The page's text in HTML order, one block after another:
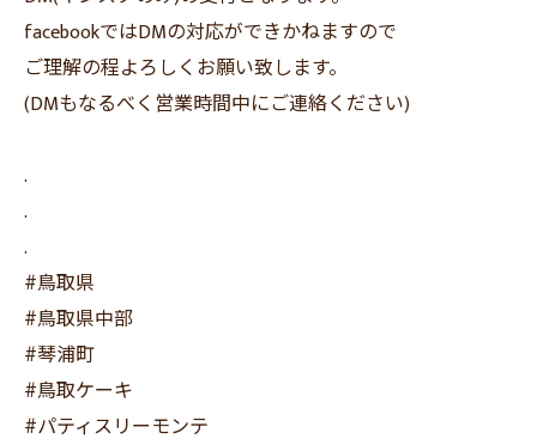
facebookではDMの対応ができかねますので
ご理解の程よろしくお願い致します。
(DMもなるべく営業時間中にご連絡ください)
.
.
.
#鳥取県
#鳥取県中部
#琴浦町
#鳥取ケーキ
#パティスリーモンテ